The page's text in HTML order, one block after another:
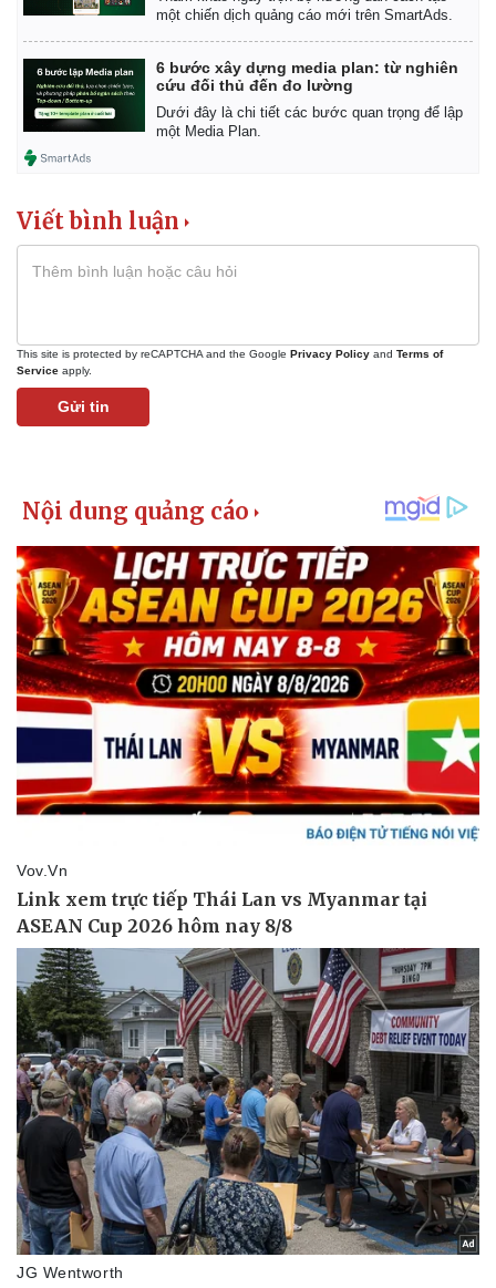
Pháp luật
Vụ án
Tin nóng
Tư vấn luật
Quân sự - Quốc phòng
Vũ khí
Việt Nam
Phân tích
một chiến dịch quảng cáo mới trên SmartAds.
6 bước xây dựng media plan: từ nghiên
cứu đối thủ đến đo lường
Dưới đây là chi tiết các bước quan trọng để lập
một Media Plan.
Viết bình luận
This site is protected by reCAPTCHA and the Google Privacy Policy and Terms of
Service apply.
Gửi tin